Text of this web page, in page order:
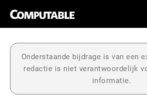
Onderstaande bijdrage is van een
redactie is niet verantwoordelijk
informatie.